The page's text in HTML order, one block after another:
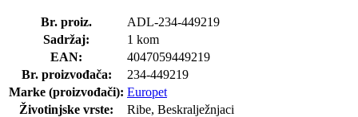
Br. proiz.
ADL-234-449219
Sadržaj:
1 kom
EAN:
4047059449219
Br. proizvođača:
234-449219
Marke (proizvođači): Europet
Životinjske vrste:
Ribe, Beskralježnjaci